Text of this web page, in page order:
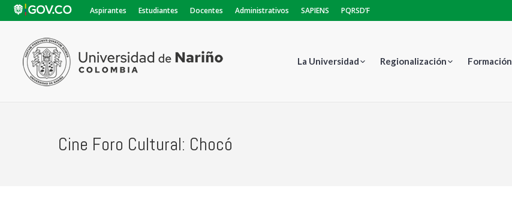
Aspirantes Estudiantes Docentes Administrativos SAPIENS PQRSD’F
La Universidad Regionalización Formación
Cine Foro Cultural: Chocó